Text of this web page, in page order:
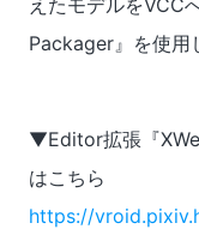
えたモデルをVCC
Packager』を使用
▼Editor拡張『
はこちら
https://